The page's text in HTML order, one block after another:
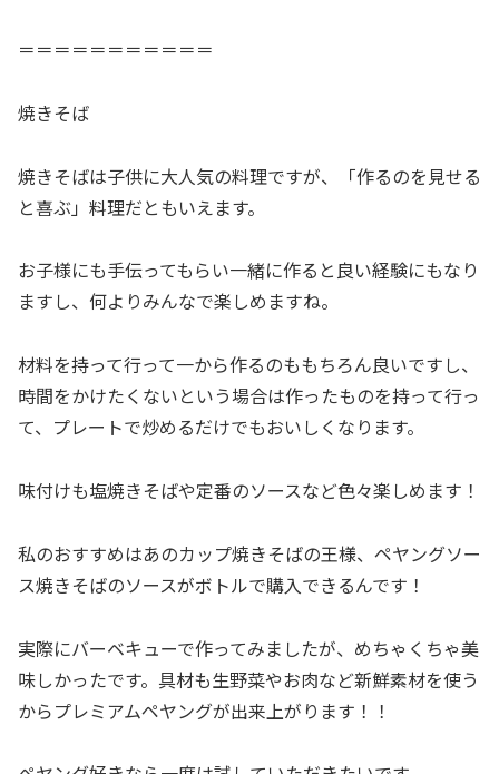
＝＝＝＝＝＝＝＝＝＝＝
焼きそば
焼きそばは子供に大人気の料理ですが、「作るのを見せる
と喜ぶ」料理だともいえます。
お子様にも手伝ってもらい一緒に作ると良い経験にもなり
ますし、何よりみんなで楽しめますね。
材料を持って行って一から作るのももちろん良いですし、
時間をかけたくないという場合は作ったものを持って行っ
て、プレートで炒めるだけでもおいしくなります。
味付けも塩焼きそばや定番のソースなど色々楽しめます！
私のおすすめはあのカップ焼きそばの王様、ペヤングソー
ス焼きそばのソースがボトルで購入できるんです！
実際にバーベキューで作ってみましたが、めちゃくちゃ美
味しかったです。具材も生野菜やお肉など新鮮素材を使う
からプレミアムペヤングが出来上がります！！